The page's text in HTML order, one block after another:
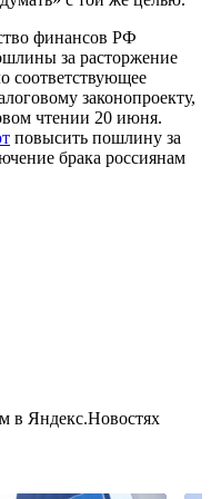
финансов РФ
за расторжение
соответствующее
законопроекту,
чтении 20 июня.
повысить пошлину за
брака россиянам
в Яндекс.Новостях